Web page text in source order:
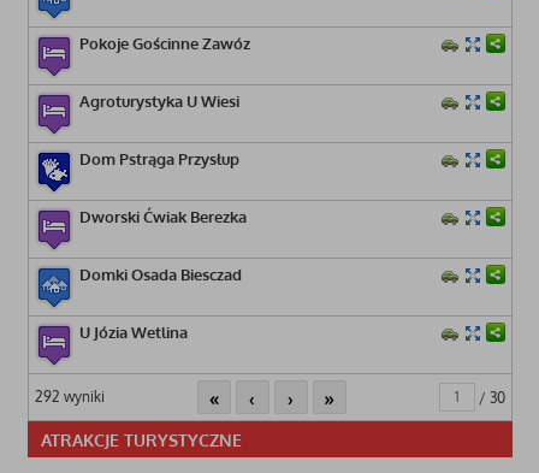
Pokoje Gościnne Zawóz
Agroturystyka U Wiesi
Dom Pstrąga Przysłup
Dworski Ćwiak Berezka
Domki Osada Biesczad
U Józia Wetlina
292 wyniki « ‹ › » / 30
ATRAKCJE TURYSTYCZNE